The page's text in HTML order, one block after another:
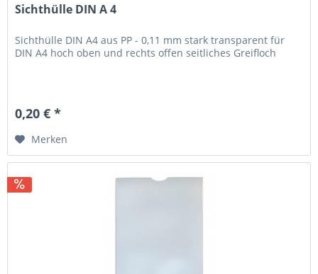
Sichthülle DIN A 4
Sichthülle DIN A4 aus PP - 0,11 mm stark transparent für
DIN A4 hoch oben und rechts offen seitliches Greifloch
0,20 € *
Merken